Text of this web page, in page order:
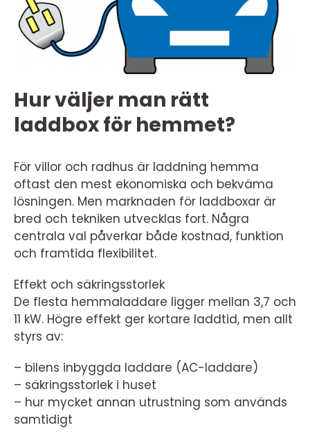
Hur väljer man rätt
laddbox för hemmet?
För villor och radhus är laddning hemma
oftast den mest ekonomiska och bekväma
lösningen. Men marknaden för laddboxar är
bred och tekniken utvecklas fort. Några
centrala val påverkar både kostnad, funktion
och framtida flexibilitet.
Effekt och säkringsstorlek
De flesta hemmaladdare ligger mellan 3,7 och
11 kW. Högre effekt ger kortare laddtid, men allt
styrs av:
– bilens inbyggda laddare (AC-laddare)
– säkringsstorlek i huset
– hur mycket annan utrustning som används
samtidigt